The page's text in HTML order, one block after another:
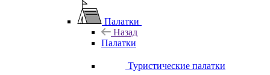
Палатки
Назад
Палатки
Туристические палатки